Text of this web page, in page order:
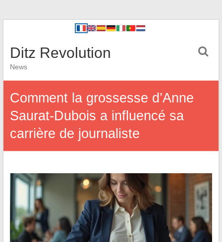
Ditz Revolution
News
Comment la grossesse d’Anne
Saurat-Dubois a influencé sa
carrière de journaliste